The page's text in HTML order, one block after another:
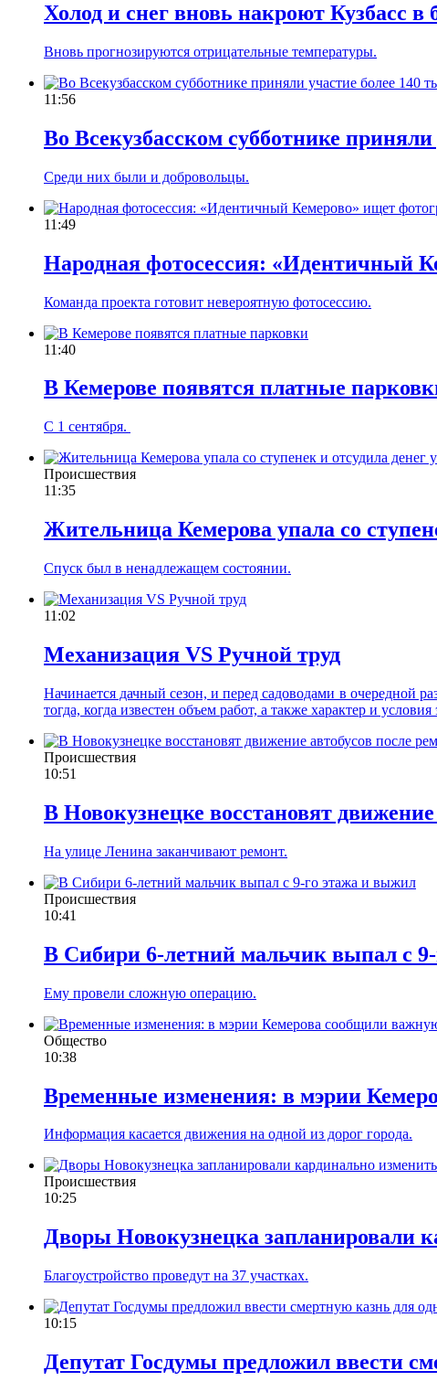
Холод и снег вновь накроют Кузбасс
Вновь прогнозируются отрицательные температуры.
11:56
Во Всекузбасском субботнике
Среди них были и добровольцы.
11:49
Народная фотосессия: «Идентичный
Команда проекта готовит невероятную фотосессию.
11:40
В Кемерове появятся платные
С 1 сентября.
Происшествия
11:35
Жительница Кемерова упала со
Спуск был в ненадлежащем состоянии.
11:02
Механизация VS Ручной труд
Начинается дачный сезон, и перед садоводами в очередной
тогда, когда известен объем работ, а также характер и
Происшествия
10:51
В Новокузнецке восстановят движение
На улице Ленина заканчивают ремонт.
Происшествия
10:41
В Сибири 6-летний мальчик выпал с
Ему провели сложную операцию.
Общество
10:38
Временные изменения: в мэрии
Информация касается движения на одной из дорог города.
Происшествия
10:25
Дворы Новокузнецка запланировали
Благоустройство проведут на 37 участках.
10:15
Депутат Госдумы предложил ввести